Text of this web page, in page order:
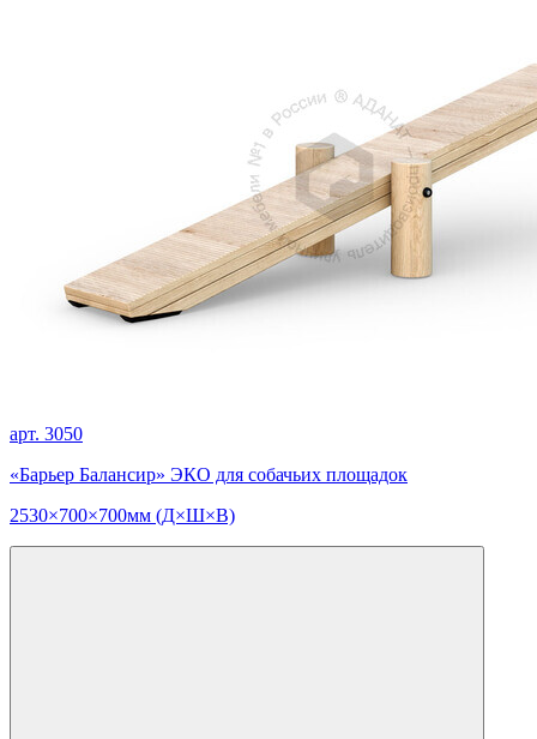
арт. 3050
«Барьер Балансир» ЭКО для собачьих площадок
2530×700×700мм (Д×Ш×В)